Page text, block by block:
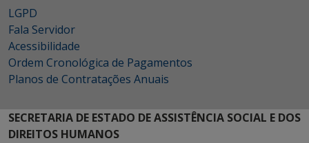
LGPD
Fala Servidor
Acessibilidade
Ordem Cronológica de Pagamentos
Planos de Contratações Anuais
SECRETARIA DE ESTADO DE ASSISTÊNCIA SOCIAL E DOS
DIREITOS HUMANOS